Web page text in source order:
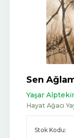
Sen
Yaşar
Hayat Ağacı
Stok Kodu: